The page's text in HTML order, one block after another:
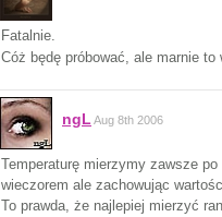
Fatalnie.
Cóż będę próbować, ale marnie to
ngL Aug 8th 2006
Temperaturę mierzymy zawsze
wieczorem ale zachowując
To prawda, że najlepiej mierzyć